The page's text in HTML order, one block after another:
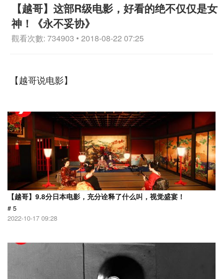
【越哥】这部R级电影，好看的绝不仅仅是女
神！《永不妥协》
觀看次數: 734903 • 2018-08-22 07:25
【越哥说电影】
【越哥】9.8分日本电影，充分诠释了什么叫，视觉盛宴！
# 5
2022-10-17 09:28